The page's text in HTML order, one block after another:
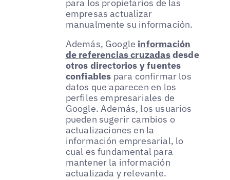
para los propietarios de las
empresas actualizar
manualmente su información.
Además, Google información
de referencias cruzadasdesde
otros directorios y fuentes
confiables para confirmar los
datos que aparecen en los
perfiles empresariales de
Google. Además, los usuarios
pueden sugerir cambios o
actualizaciones en la
información empresarial, lo
cual es fundamental para
mantener la información
actualizada y relevante.